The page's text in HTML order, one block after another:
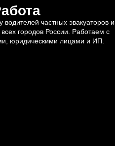
водителей частных эвакуаторов и
городов России. Работаем с
юридическими лицами и ИП.